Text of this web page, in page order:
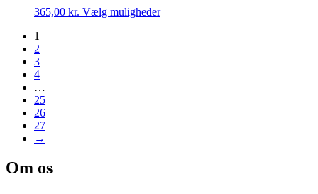
på
varesiden
365,00 kr. Vælg mulighederDette
1
2
3
4
…
25
26
27
→
Om os